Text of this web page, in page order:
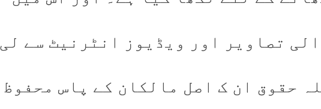
تصاویر اور ویڈیوز انٹرنیٹ سے لی
حقوق ان ک اصل مالکان کے پاس محفوظ